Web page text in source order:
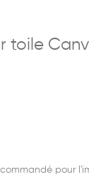
toile
pour